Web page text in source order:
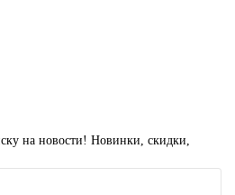
на новости! Новинки, скидки,